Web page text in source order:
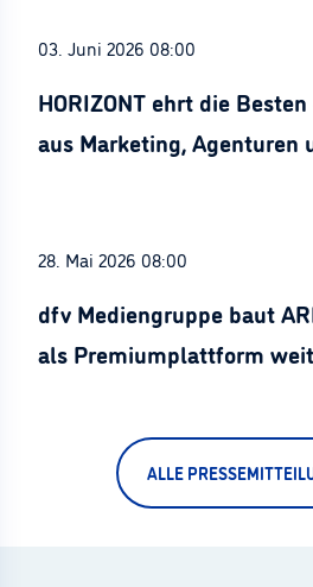
03. Juni 2026 08:00
HORIZONT ehrt die
aus Marketing, Agenturen
28. Mai 2026 08:00
dfv Mediengruppe baut
als Premiumplattform
ALLE